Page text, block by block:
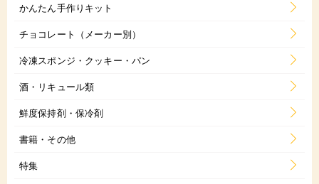
かんたん手作りキット
チョコレート（メーカー別）
冷凍スポンジ・クッキー・パン
酒・リキュール類
鮮度保持剤・保冷剤
書籍・その他
特集